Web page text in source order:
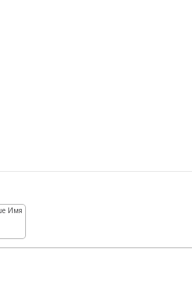
Имя